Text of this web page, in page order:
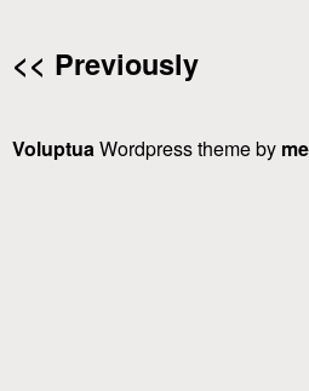
<< Previously
VoluptuaWordpress theme by me